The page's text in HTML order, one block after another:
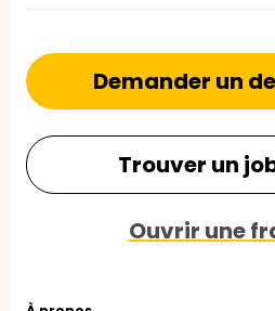
Demander un
Trouver un
Ouvrir une